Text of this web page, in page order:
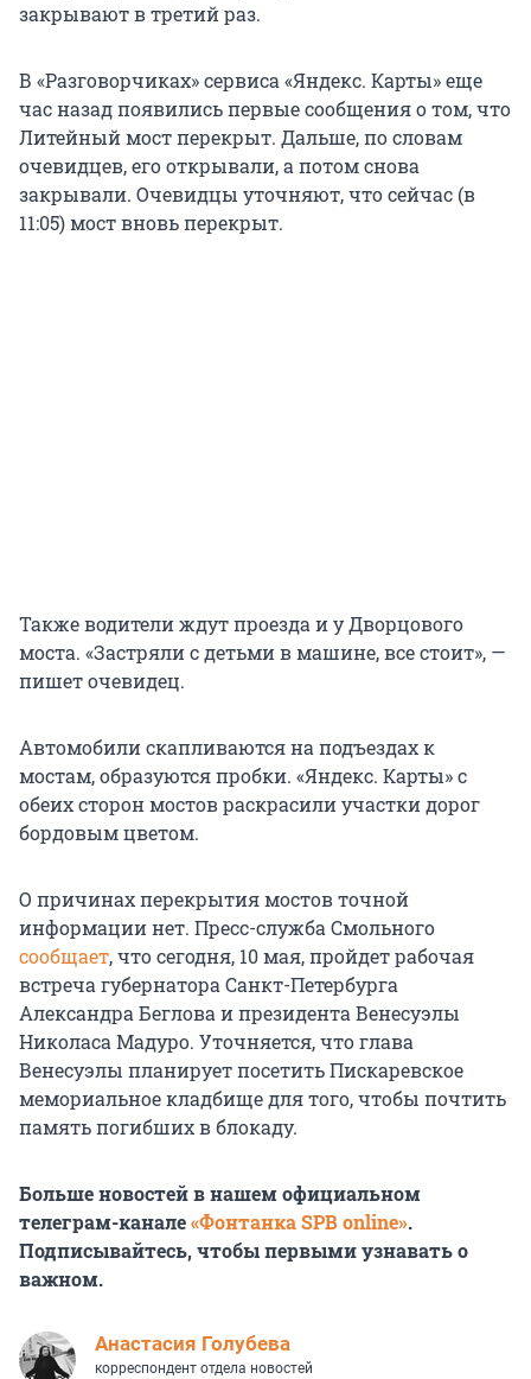
закрывают в третий раз.
В «Разговорчиках» сервиса «Яндекс. Карты» еще
час назад появились первые сообщения о том, что
Литейный мост перекрыт. Дальше, по словам
очевидцев, его открывали, а потом снова
закрывали. Очевидцы уточняют, что сейчас (в
11:05) мост вновь перекрыт.
Также водители ждут проезда и у Дворцового
моста. «Застряли с детьми в машине, все стоит», —
пишет очевидец.
Автомобили скапливаются на подъездах к
мостам, образуются пробки. «Яндекс. Карты» с
обеих сторон мостов раскрасили участки дорог
бордовым цветом.
О причинах перекрытия мостов точной
информации нет. Пресс-служба Смольного
сообщает, что сегодня, 10 мая, пройдет рабочая
встреча губернатора Санкт-Петербурга
Александра Беглова и президента Венесуэлы
Николаса Мадуро. Уточняется, что глава
Венесуэлы планирует посетить Пискаревское
мемориальное кладбище для того, чтобы почтить
память погибших в блокаду.
Больше новостей в нашем официальном
телеграм-канале«Фонтанка SPB online».
Подписывайтесь, чтобы первыми узнавать о
важном.
Анастасия Голубева
корреспондент отдела новостей